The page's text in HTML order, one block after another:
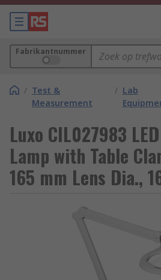
Fabrikantnummer
/ Test &
Measurement
/ Lab
Luxo CIL027983
Lamp with Table
165 mm Lens Dia.,